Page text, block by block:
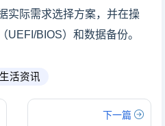
实际需求选择方案，并在操
UEFI/BIOS）和数据备份。
活资讯
下一篇